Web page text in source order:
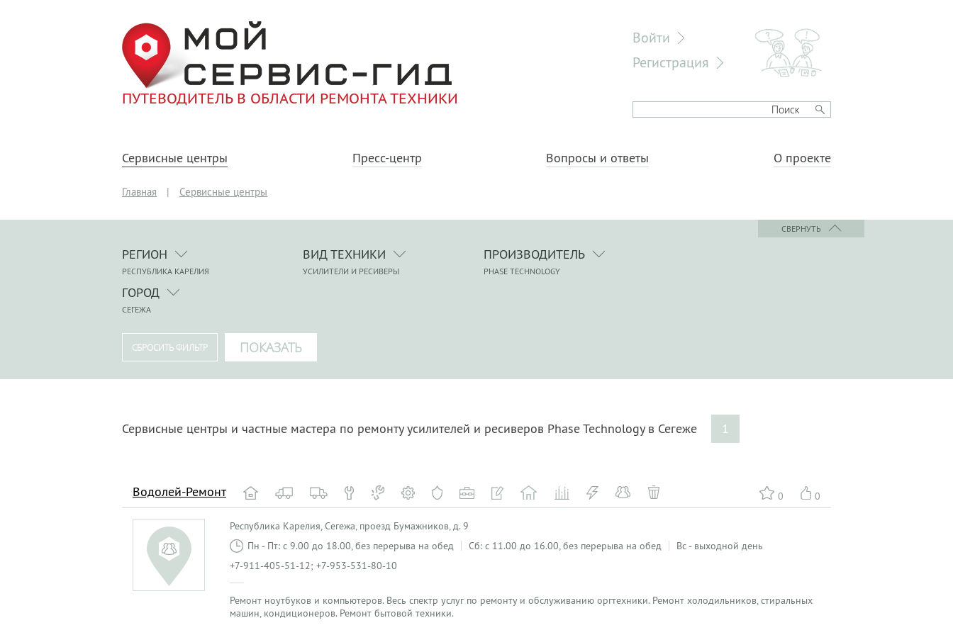
ПУТЕВОДИТЕЛЬ В ОБЛАСТИ РЕМОНТА ТЕХНИКИ
Войти
Регистрация
Сервисные центры Пресс-центр Вопросы и ответы О проекте
Главная | Сервисные центры
СВЕРНУТЬ
РЕГИОН
РЕСПУБЛИКА КАРЕЛИЯ
ВИД ТЕХНИКИ
УСИЛИТЕЛИ И РЕСИВЕРЫ
ПРОИЗВОДИТЕЛЬ
PHASE TECHNOLOGY
ГОРОД
СЕГЕЖА
Сервисные центры и частные мастера по ремонту усилителей и ресиверов Phase Technology в Сегеже 1
0 0
Водолей-Ремонт
Республика Карелия, Сегежа, проезд Бумажников, д. 9
Пн - Пт: с 9.00 до 18.00, без перерыва на обед
Сб: с 11.00 до 16.00, без перерыва на обед
Вс - выходной день
+7-911-405-51-12; +7-953-531-80-10
Ремонт ноутбуков и компьютеров. Весь спектр услуг по ремонту и обслуживанию оргтехники. Ремонт холодильников, стиральных
машин, кондиционеров. Ремонт бытовой техники.